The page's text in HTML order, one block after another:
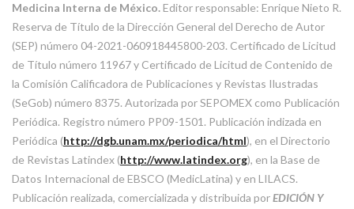
Medicina Interna de México.Editor responsable: Enrique Nieto R.
Reserva de Título de la Dirección General del Derecho de Autor
(SEP) número 04-2021-060918445800-203. Certificado de Licitud
de Título número 11967 y Certificado de Licitud de Contenido de
la Comisión Calificadora de Publicaciones y Revistas Ilustradas
(SeGob) número 8375. Autorizada por SEPOMEX como Publicación
Periódica. Registro número PP09-1501. Publicación indizada en
Periódica (http://dgb.unam.mx/periodica/html), en el Directorio
de Revistas Latindex (http://www.latindex.org), en la Base de
Datos Internacional de EBSCO (MedicLatina) y en LILACS.
Publicación realizada, comercializada y distribuida porEDICIÓN Y